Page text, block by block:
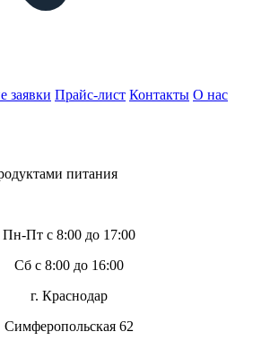
заявки Прайс-лист Контакты О нас
питания
Пн-Пт с 8:00 до 17:00
Сб с 8:00 до 16:00
г. Краснодар
Симферопольская 62